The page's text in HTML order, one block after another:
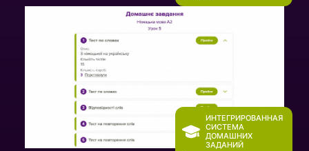
ИНТЕГРИРОВАННАЯ
СИСТЕМА
ДОМАШНИХ
ЗАДАНИЙ